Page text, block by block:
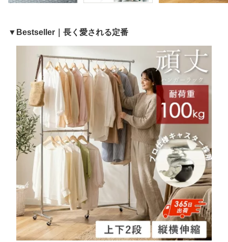
▼Bestseller｜長く愛される定番